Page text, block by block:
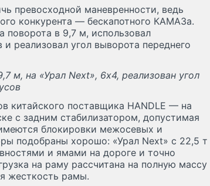
превосходной маневренности, ведь
конкурента — бескапотного КАМАЗа.
поворота в 9,7 м, использовал
реализовал угол выворота переднего
м, на «Урал Next», 6х4, реализован угол
китайского поставщика HANDLE — на
с задним стабилизатором, допустимая
блокировки межосевых и
подобраны хорошо: «Урал Next» с 22,5 т
и ямами на дороге и точно
на раму рассчитана на полную массу
жесткость рамы.